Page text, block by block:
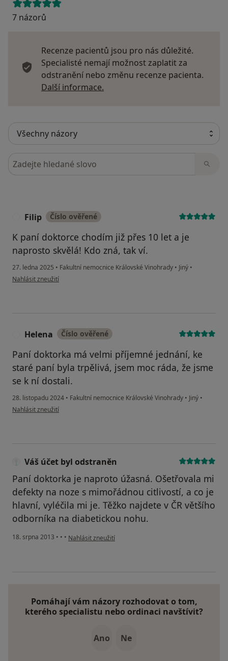
7 názorů
Recenze pacientů jsou pro nás důležité.
Specialisté nemají možnost zaplatit za
odstranění nebo změnu recenze pacienta.
Další informace.
Hledejte v názorech
Filip Číslo ověřené
K paní doktorce chodím již přes 10 let a je
naprosto skvělá! Kdo zná, tak ví.
27. ledna 2025 • Fakultní nemocnice Královské Vinohrady • Jiný •
podle názoru uživatele Filip
Nahlásit zneužití
Helena Číslo ověřené
Paní doktorka má velmi příjemné jednání, ke
staré paní byla trpělivá, jsem moc ráda, že jsme
se k ní dostali.
28. listopadu 2024 • Fakultní nemocnice Královské Vinohrady • Jiný •
podle názoru uživatele Helena
Nahlásit zneužití
Váš účet byl odstraněn
Paní doktorka je naproto úžasná. Ošetřovala mi
defekty na noze s mimořádnou citlivostí, a co je
hlavní, vyléčila mi je. Těžko najdete v ČR většího
odborníka na diabetickou nohu.
18. srpna 2013 • • • podle názoru uživatele Váš účet byl odstraněn
Nahlásit zneužití
Pomáhají vám názory rozhodovat o tom,
kterého specialistu nebo ordinaci navštívit?
Ano Ne